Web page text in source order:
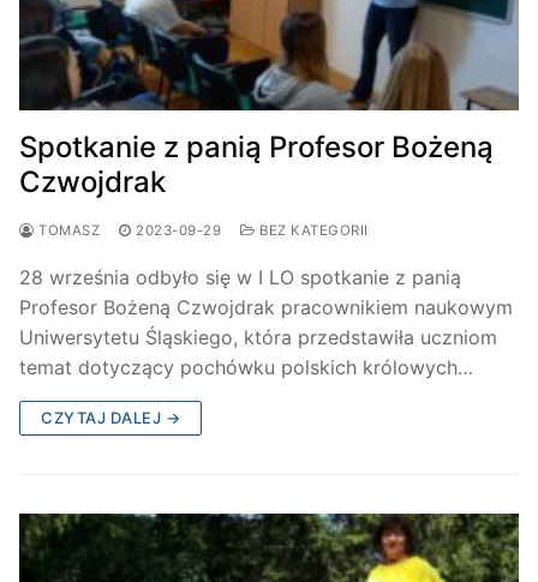
Spotkanie z panią Profesor Bożeną
Czwojdrak
TOMASZ 2023-09-29 BEZ KATEGORII
28 września odbyło się w I LO spotkanie z panią
Profesor Bożeną Czwojdrak pracownikiem naukowym
Uniwersytetu Śląskiego, która przedstawiła uczniom
temat dotyczący pochówku polskich królowych…
CZYTAJ DALEJ →